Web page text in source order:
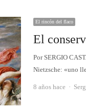
El rincón del flaco
El
Por SERGIO
Nietzsche: «uno
8 años hace